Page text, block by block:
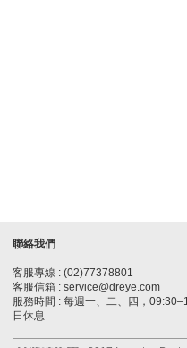
聯絡我們
客服專線 : (02)77378801
客服信箱 : service@dreye.com
服務時間 : 每週一、二、四，
日休息